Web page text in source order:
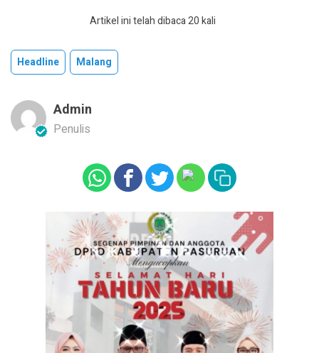
Artikel ini telah dibaca 20 kali
Headline Malang
Admin
Penulis